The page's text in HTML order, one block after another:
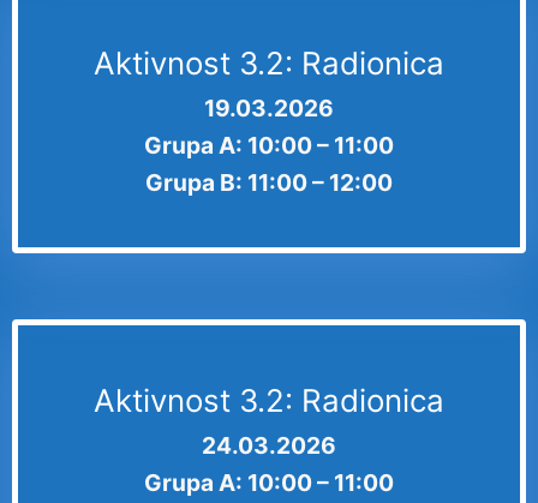
Aktivnost 3.2: Radionica
19.03.2026
Grupa A: 10:00 – 11:00
Grupa B: 11:00 – 12:00
Aktivnost 3.2: Radionica
24.03.2026
Grupa A: 10:00 – 11:00